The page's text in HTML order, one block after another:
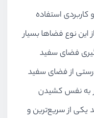
استفاده
این نوع فضاها بسیار
فضای سفید
درستی از فضای سفید
به نفس کشیدن
یکی از سریع‌ترین و